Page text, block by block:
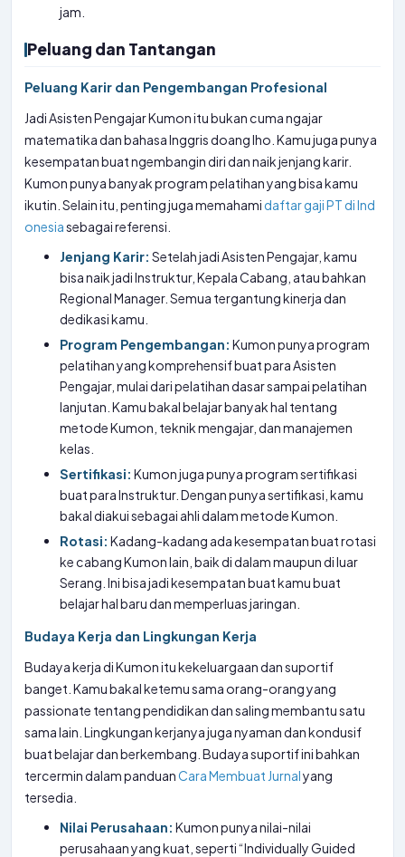
jam.
Peluang dan Tantangan
Peluang Karir dan Pengembangan Profesional
Jadi Asisten Pengajar Kumon itu bukan cuma ngajar
matematika dan bahasa Inggris doang lho. Kamu juga punya
kesempatan buat ngembangin diri dan naik jenjang karir.
Kumon punya banyak program pelatihan yang bisa kamu
ikutin. Selain itu, penting juga memahami daftar gaji PT di Ind
onesiasebagai referensi.
Jenjang Karir: Setelah jadi Asisten Pengajar, kamu
bisa naik jadi Instruktur, Kepala Cabang, atau bahkan
Regional Manager. Semua tergantung kinerja dan
dedikasi kamu.
Program Pengembangan: Kumon punya program
pelatihan yang komprehensif buat para Asisten
Pengajar, mulai dari pelatihan dasar sampai pelatihan
lanjutan. Kamu bakal belajar banyak hal tentang
metode Kumon, teknik mengajar, dan manajemen
kelas.
Sertifikasi: Kumon juga punya program sertifikasi
buat para Instruktur. Dengan punya sertifikasi, kamu
bakal diakui sebagai ahli dalam metode Kumon.
Rotasi: Kadang-kadang ada kesempatan buat rotasi
ke cabang Kumon lain, baik di dalam maupun di luar
Serang. Ini bisa jadi kesempatan buat kamu buat
belajar hal baru dan memperluas jaringan.
Budaya Kerja dan Lingkungan Kerja
Budaya kerja di Kumon itu kekeluargaan dan suportif
banget. Kamu bakal ketemu sama orang-orang yang
passionate tentang pendidikan dan saling membantu satu
sama lain. Lingkungan kerjanya juga nyaman dan kondusif
buat belajar dan berkembang. Budaya suportif ini bahkan
tercermin dalam panduanCara Membuat Jurnalyang
tersedia.
Nilai Perusahaan: Kumon punya nilai-nilai
perusahaan yang kuat, seperti “Individually Guided